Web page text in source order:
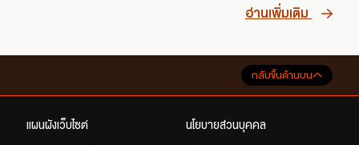
อ่านเพิ่มเติม
กลับขึ้นด้านบน
แผนผังเว็บไซต์ นโยบายส่วนบุคคล